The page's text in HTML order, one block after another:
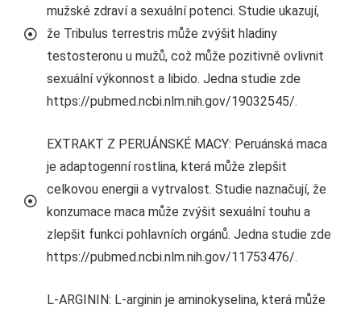
mužské zdraví a sexuální potenci. Studie ukazují,
že Tribulus terrestris může zvýšit hladiny
testosteronu u mužů, což může pozitivně ovlivnit
sexuální výkonnost a libido. Jedna studie zde
https://pubmed.ncbi.nlm.nih.gov/19032545/.
EXTRAKT Z PERUÁNSKÉ MACY: Peruánská maca
je adaptogenní rostlina, která může zlepšit
celkovou energii a vytrvalost. Studie naznačují, že
konzumace maca může zvýšit sexuální touhu a
zlepšit funkci pohlavních orgánů. Jedna studie zde
https://pubmed.ncbi.nlm.nih.gov/11753476/.
L-ARGININ: L-arginin je aminokyselina, která může